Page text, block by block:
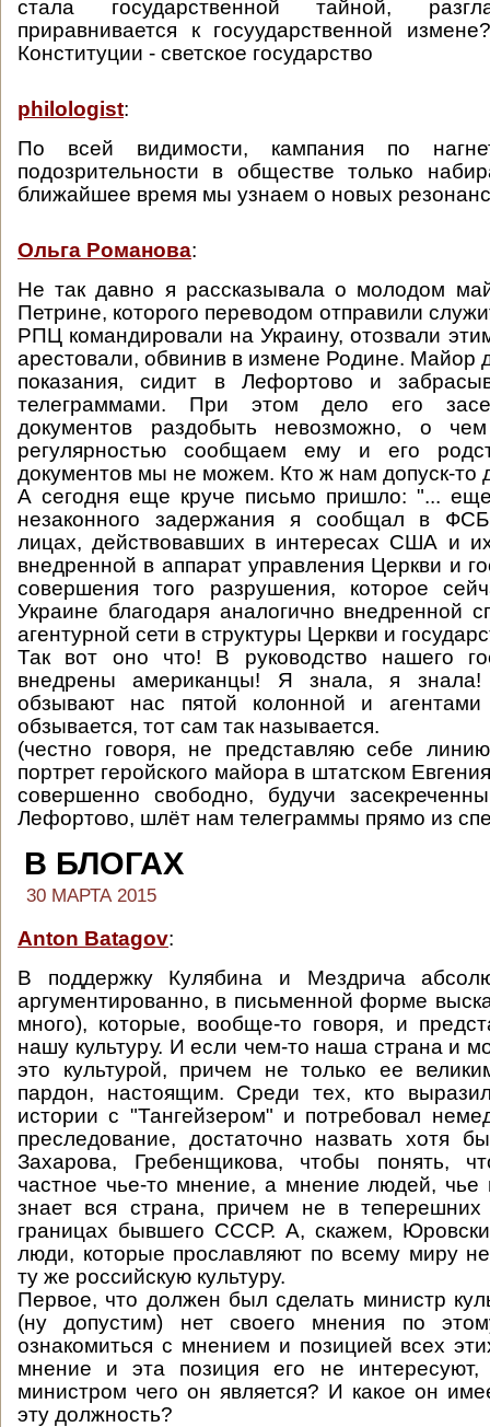
стала государственной тайной,
приравнивается к госуударственной
Конституции - светское государство
philologist:
По всей видимости, кампания по
подозрительности в обществе только
ближайшее время мы узнаем о новых
Ольга Романова:
Не так давно я рассказывала о молодом
Петрине, которого переводом отправили
РПЦ командировали на Украину, отозвали
арестовали, обвинив в измене Родине. Майор
показания, сидит в Лефортово и
телеграммами. При этом дело его
документов раздобыть невозможно, о
регулярностью сообщаем ему и его
документов мы не можем. Кто ж нам допуск-то
А сегодня еще круче письмо пришло: "...
незаконного задержания я сообщал в
лицах, действовавших в интересах США и
внедренной в аппарат управления Церкви и
совершения того разрушения, которое
Украине благодаря аналогично внедренной
агентурной сети в структуры Церкви и
Так вот оно что! В руководство нашего
внедрены американцы! Я знала, я
обзывают нас пятой колонной и агентами
обзывается, тот сам так называется.
(честно говоря, не представляю себе
портрет геройского майора в штатском
совершенно свободно, будучи
Лефортово, шлёт нам телеграммы прямо из
В БЛОГАХ
30 МАРТА 2015
Anton Batagov:
В поддержку Кулябина и Мездрича
аргументированно, в письменной форме
много), которые, вообще-то говоря, и
нашу культуру. И если чем-то наша страна и
это культурой, причем не только ее
пардон, настоящим. Среди тех, кто
истории с "Тангейзером" и потребовал
преследование, достаточно назвать хотя
Захарова, Гребенщикова, чтобы понять,
частное чье-то мнение, а мнение людей, чье
знает вся страна, причем не в
границах бывшего СССР. А, скажем,
люди, которые прославляют по всему миру
ту же российскую культуру.
Первое, что должен был сделать министр
(ну допустим) нет своего мнения по
ознакомиться с мнением и позицией всех
мнение и эта позиция его не интересуют,
министром чего он является? И какое он
эту должность?